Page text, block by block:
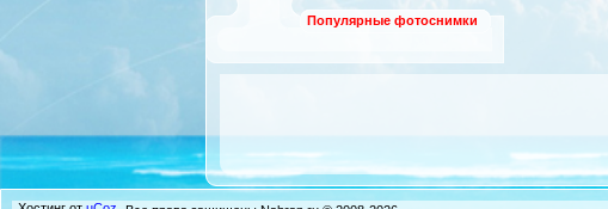
Популярные фотоснимки